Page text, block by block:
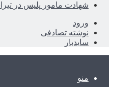
شهادت مامور پلیس در
ورود
نوشته تصادفی
سایدبار
منو